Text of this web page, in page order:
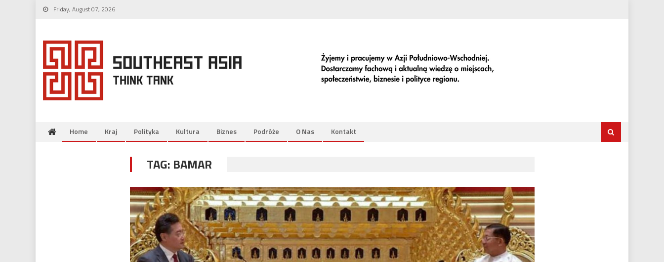
Skip
Friday, August 07, 2026
Home Kraj Polityka Kultura Biznes Podróże O Nas Kontakt
TAG: BAMAR